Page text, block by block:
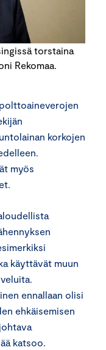
torstaina
Rekomaa.
korkojen
myös
käyttävät muun
ennallaan olisi
ehkäisemisen
katsoo.